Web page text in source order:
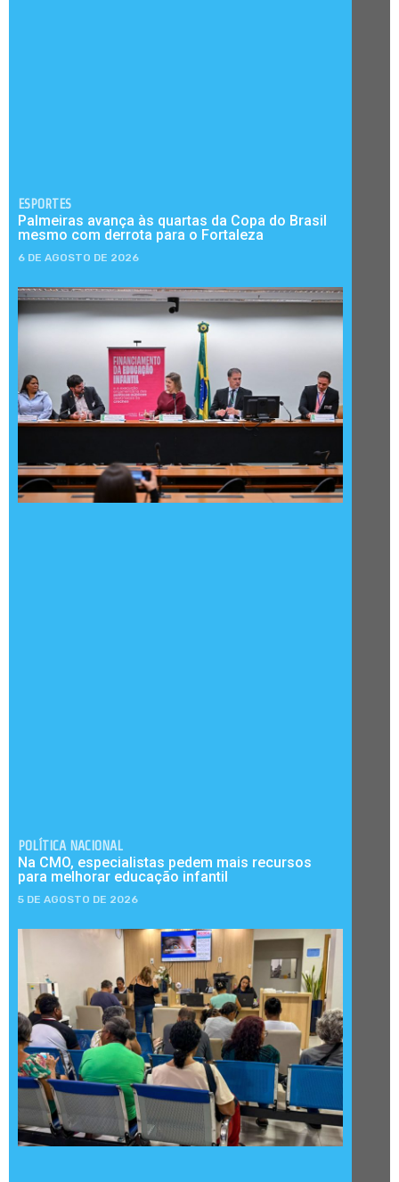
ESPORTES
Palmeiras avança às quartas da Copa do Brasil
mesmo com derrota para o Fortaleza
6 DE AGOSTO DE 2026
POLÍTICA NACIONAL
Na CMO, especialistas pedem mais recursos
para melhorar educação infantil
5 DE AGOSTO DE 2026